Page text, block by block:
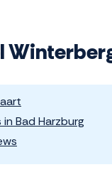
Bad Harzburg